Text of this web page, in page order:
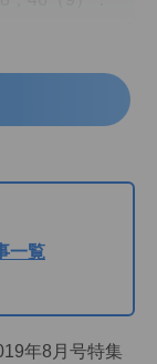
一覧
年8月号特集